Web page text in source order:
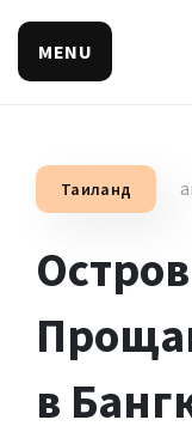
MENU
Таиланд
в